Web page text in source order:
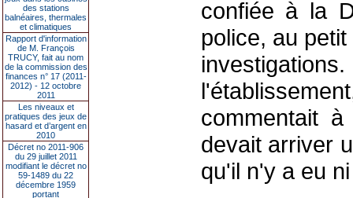
des stations
balnéaires, thermales
et climatiques
Rapport d'information
de M. François
TRUCY, fait au nom
de la commission des
finances n° 17 (2011-
2012) - 12 octobre
2011
Les niveaux et
pratiques des jeux de
hasard et d’argent en
2010
Décret no 2011-906
du 29 juillet 2011
modifiant le décret no
59-1489 du 22
décembre 1959
portant
confiée à la
police, au
commentait
devait arriver
qu'il n'y a eu